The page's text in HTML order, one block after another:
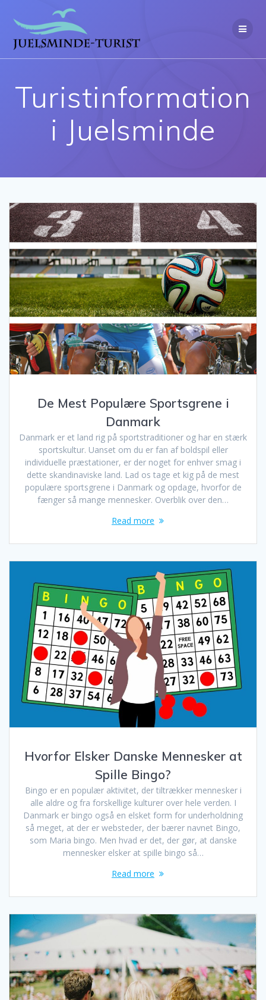
Turistinformation
i Juelsminde
De Mest Populære Sportsgrene i
Danmark
Danmark er et land rig på sportstraditioner og har en stærk
sportskultur. Uanset om du er fan af boldspil eller
individuelle præstationer, er der noget for enhver smag i
dette skandinaviske land. Lad os tage et kig på de mest
populære sportsgrene i Danmark og opdage, hvorfor de
fænger så mange mennesker. Overblik over den…
Read more
Hvorfor Elsker Danske Mennesker at
Spille Bingo?
Bingo er en populær aktivitet, der tiltrækker mennesker i
alle aldre og fra forskellige kulturer over hele verden. I
Danmark er bingo også en elsket form for underholdning
så meget, at der er websteder, der bærer navnet Bingo,
som Maria bingo. Men hvad er det, der gør, at danske
mennesker elsker at spille bingo så…
Read more